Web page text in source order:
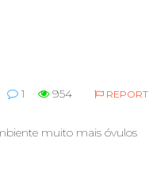
1 954 REPORT
muito mais óvulos